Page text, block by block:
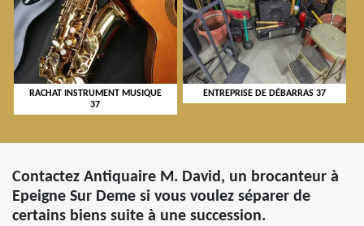
RACHAT INSTRUMENT MUSIQUE
37
ENTREPRISE DE DÉBARRAS 37
Contactez Antiquaire M. David, un brocanteur à
Epeigne Sur Deme si vous voulez séparer de
certains biens suite à une succession.